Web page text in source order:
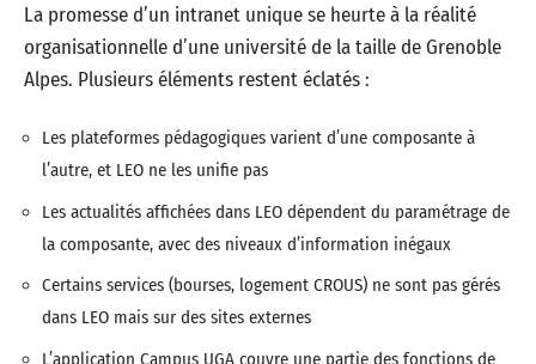
La promesse d’un intranet unique se heurte à la réalité
organisationnelle d’une université de la taille de Grenoble
Alpes. Plusieurs éléments restent éclatés :
Les plateformes pédagogiques varient d’une composante à
l’autre, et LEO ne les unifie pas
Les actualités affichées dans LEO dépendent du paramétrage de
la composante, avec des niveaux d’information inégaux
Certains services (bourses, logement CROUS) ne sont pas gérés
dans LEO mais sur des sites externes
L’application Campus UGA couvre une partie des fonctions de